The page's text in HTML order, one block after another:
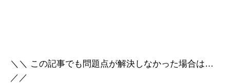
＼＼ この記事でも問題点が解決しなかった場合は…
／／